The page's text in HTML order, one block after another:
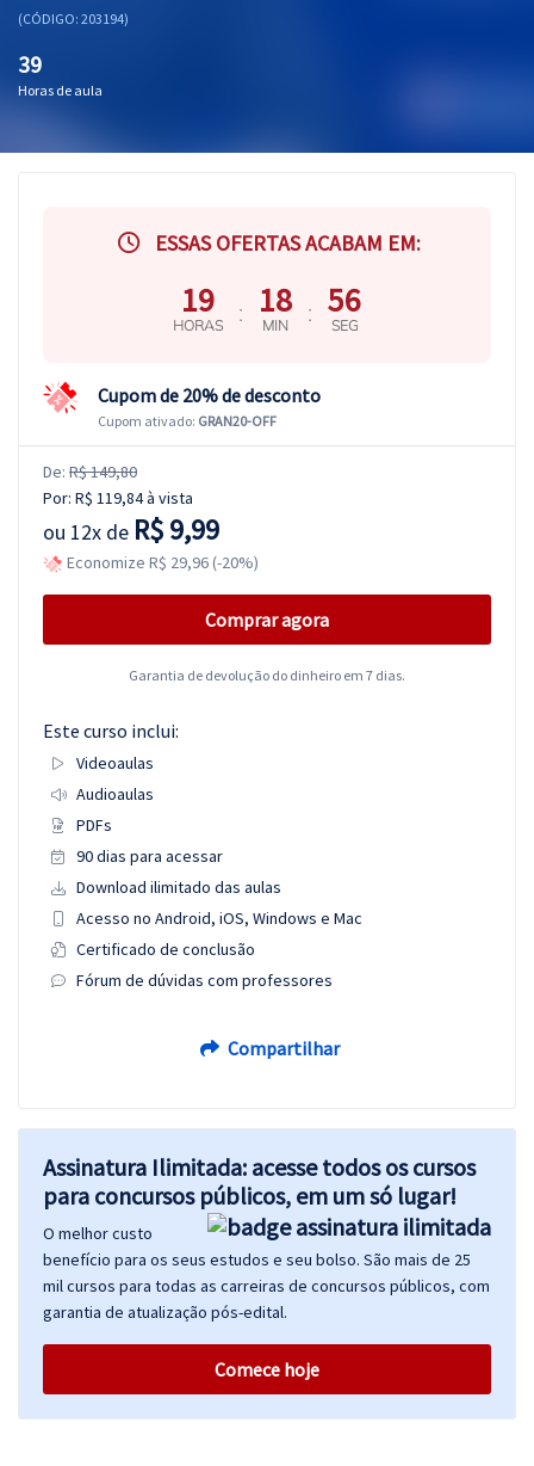
(CÓDIGO: 203194)
39
Horas de aula
ESSAS OFERTAS ACABAM EM:
19
HORAS : 18
MIN : 55
SEG
Cupom de 20% de desconto
Cupom ativado: GRAN20-OFF
De: R$ 149,80
Por: R$ 119,84à vista
ou 12x de R$ 9,99
Economize R$ 29,96 (-20%)
Comprar agora
Garantia de devolução do dinheiro em 7 dias.
Este curso inclui:
Videoaulas
Audioaulas
PDFs
90 dias para acessar
Download ilimitado das aulas
Acesso no Android, iOS, Windows e Mac
Certificado de conclusão
Fórum de dúvidas com professores
Compartilhar
Assinatura Ilimitada: acesse todos os cursos
para concursos públicos, em um só lugar!
O melhor custo
benefício para os seus estudos e seu bolso. São mais de 25
mil cursos para todas as carreiras de concursos públicos, com
garantia de atualização pós-edital.
Comece hoje